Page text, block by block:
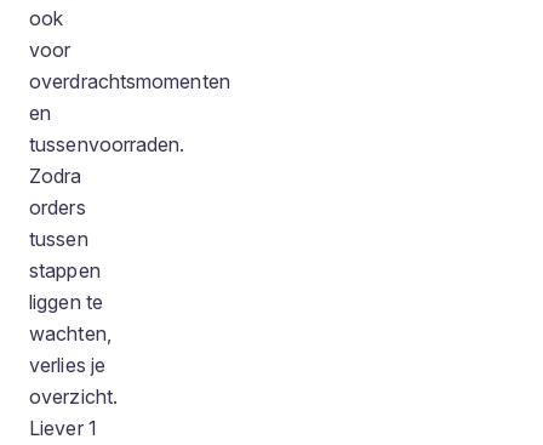
ook
voor
overdrachtsmomenten
en
tussenvoorraden.
Zodra
orders
tussen
stappen
liggen te
wachten,
verlies je
overzicht.
Liever 1